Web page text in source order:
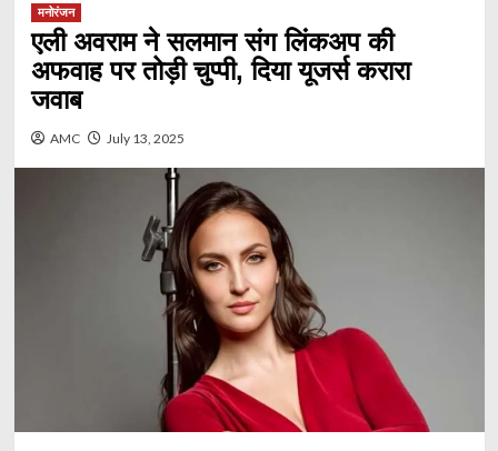
मनोरंजन
एली अवराम ने सलमान संग लिंकअप की
अफवाह पर तोड़ी चुप्पी, दिया यूजर्स करारा
जवाब
AMC July 13, 2025